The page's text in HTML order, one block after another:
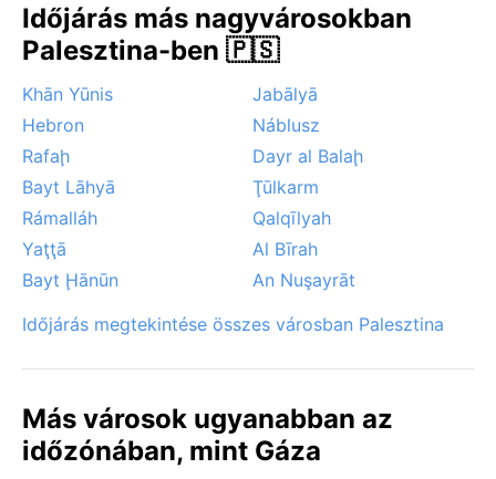
Időjárás más nagyvárosokban
Palesztina-ben 🇵🇸
Khān Yūnis
Jabālyā
Hebron
Náblusz
Rafaḩ
Dayr al Balaḩ
Bayt Lāhyā
Ţūlkarm
Rámalláh
Qalqīlyah
Yaţţā
Al Bīrah
Bayt Ḩānūn
An Nuşayrāt
Időjárás megtekintése összes városban Palesztina
Más városok ugyanabban az
időzónában, mint Gáza